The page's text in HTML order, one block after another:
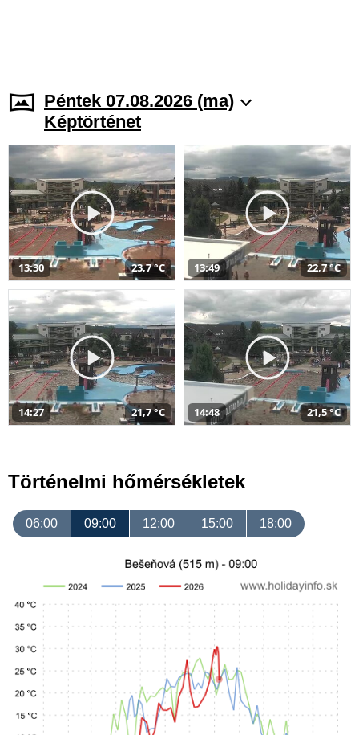
Péntek 07.08.2026 (ma)
Képtörténet
13:30 23,7 °C 13:49 22,7 °C
14:27 21,7 °C 14:48 21,5 °C
Történelmi hőmérsékletek
06:00 09:00 12:00 15:00 18:00